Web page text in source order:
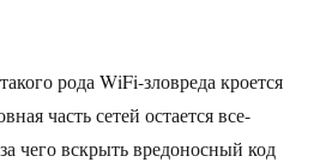
рода WiFi-зловреда кроется
часть сетей остается все-
чего вскрыть вредоносный код